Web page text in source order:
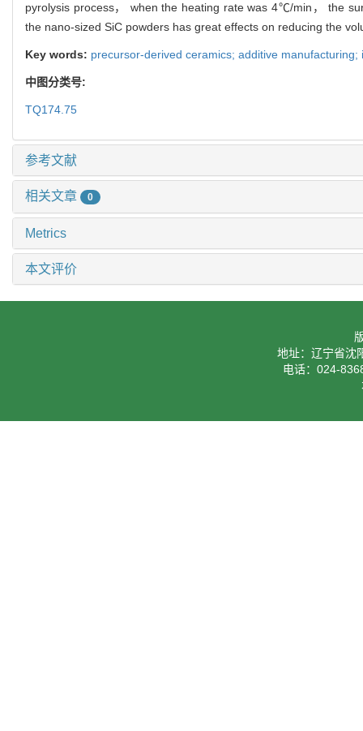
pyrolysis process， when the heating rate was 4℃/min， the
the nano-sized SiC powders has great effects on reducing the
Key words: precursor-derived ceramics; additive
中图分类号:
TQ174.75
参考文献
相关文章 0
Metrics
本文评价
地址：辽宁省沈
电话：024-